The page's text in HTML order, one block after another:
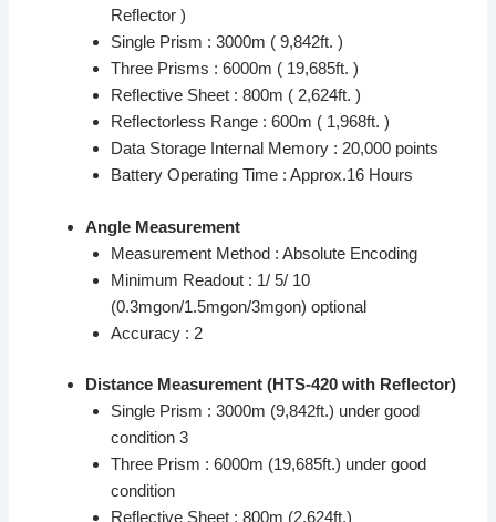
Reflector )
Single Prism : 3000m ( 9,842ft. )
Three Prisms : 6000m ( 19,685ft. )
Reflective Sheet : 800m ( 2,624ft. )
Reflectorless Range : 600m ( 1,968ft. )
Data Storage Internal Memory : 20,000 points
Battery Operating Time : Approx.16 Hours
Angle Measurement
Measurement Method : Absolute Encoding
Minimum Readout : 1/ 5/ 10
(0.3mgon/1.5mgon/3mgon) optional
Accuracy : 2
Distance Measurement (HTS-420 with Reflector)
Single Prism : 3000m (9,842ft.) under good
condition 3
Three Prism : 6000m (19,685ft.) under good
condition
Reflective Sheet : 800m (2,624ft.)